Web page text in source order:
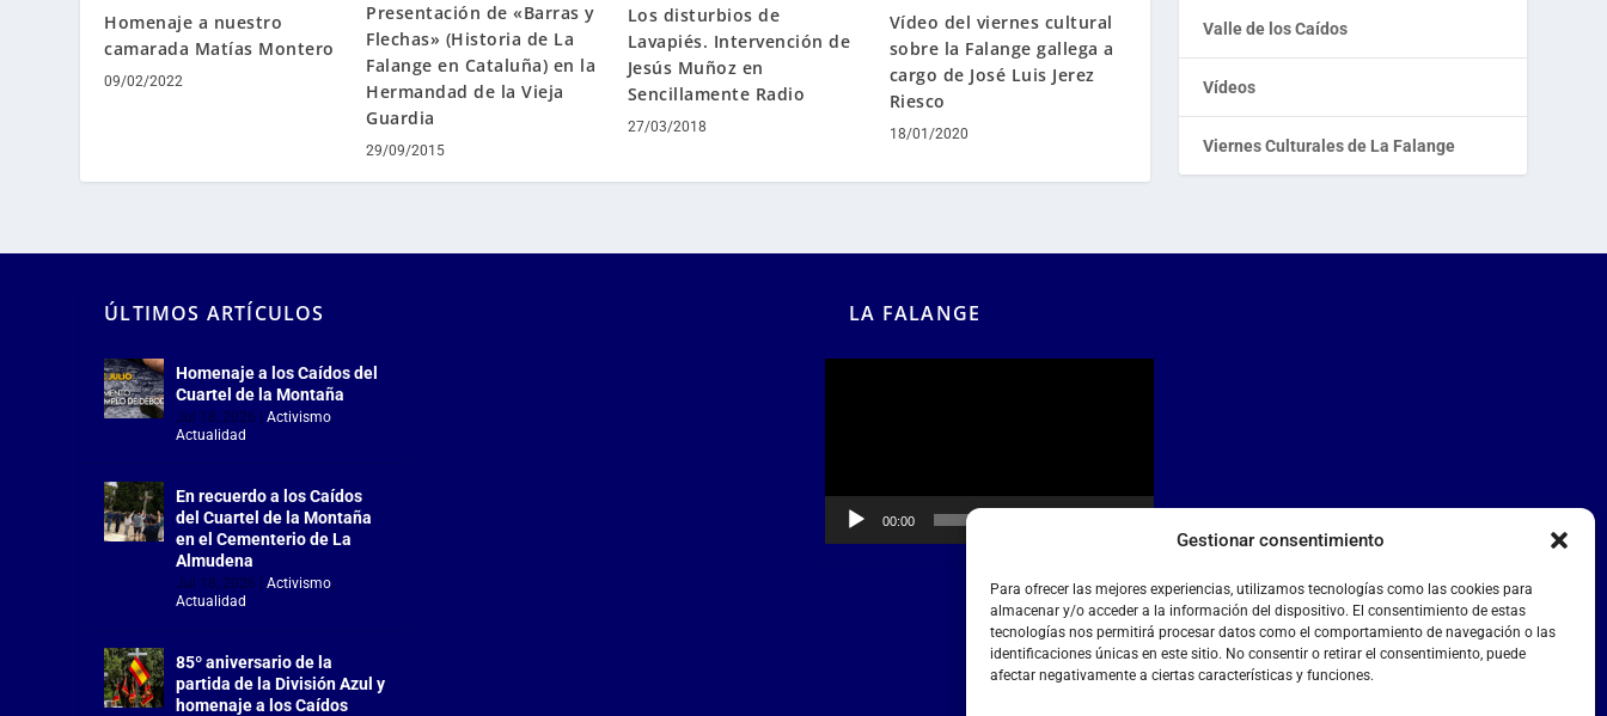
Gestionar consentimiento
Para ofrecer las mejores experiencias, utilizamos tecnologías como las cookies para
almacenar y/o acceder a la información del dispositivo. El consentimiento de estas
tecnologías nos permitirá procesar datos como el comportamiento de navegación o las
identificaciones únicas en este sitio. No consentir o retirar el consentimiento, puede
afectar negativamente a ciertas características y funciones.
Homenaje a nuestro
camarada Matías Montero
09/02/2022
Presentación de «Barras y
Flechas» (Historia de La
Falange en Cataluña) en la
Hermandad de la Vieja
Guardia
29/09/2015
Los disturbios de
Lavapiés. Intervención de
Jesús Muñoz en
Sencillamente Radio
27/03/2018
Vídeo del viernes cultural
sobre la Falange gallega a
cargo de José Luis Jerez
Riesco
18/01/2020
Valle de los Caídos
Vídeos
Viernes Culturales de La Falange
ÚLTIMOS ARTÍCULOS
Homenaje a los Caídos del
Cuartel de la Montaña
Jul 18, 2026 |Activismo,
Actualidad
En recuerdo a los Caídos
del Cuartel de la Montaña
en el Cementerio de La
Almudena
Jul 18, 2026 |Activismo,
Actualidad
85º aniversario de la
partida de la División Azul y
homenaje a los Caídos
LA FALANGE
00:00